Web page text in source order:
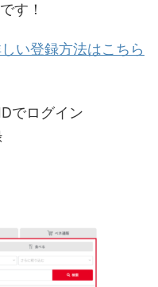
す！
い登録方法はこちら
でログイン